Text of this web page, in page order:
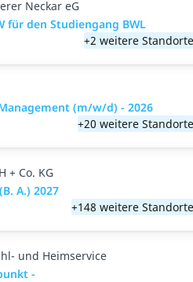
Neckar eG
für den Studiengang BWL
+2 weitere Standorte
(m/w/d) - 2026
+20 weitere Standorte
+ Co. KG
A.) 2027
+148 weitere Standorte
und Heimservice
-